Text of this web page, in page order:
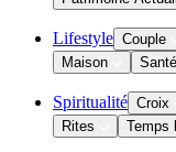
Lifestyle Couple
Maison
Santé
Spiritualité Croix
Rites
Temps